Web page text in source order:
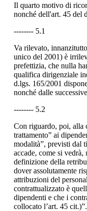
Il quarto motivo di
nonché dell'art. 45 del
-------- 5.1
Va rilevato,
unico del 2001) è
prefettizia, che nulla
qualifica dirigenziale
d.lgs. 165/2001
nonché dalle
-------- 5.2
Con riguardo, poi, alla
trattamento” ai
modalità”, previsti dal
accade, come si
definizione della
dover assolutamente
attribuzioni del
contrattualizzato è
dipendenti e che i
collocato l’art. 45 cit.)”.